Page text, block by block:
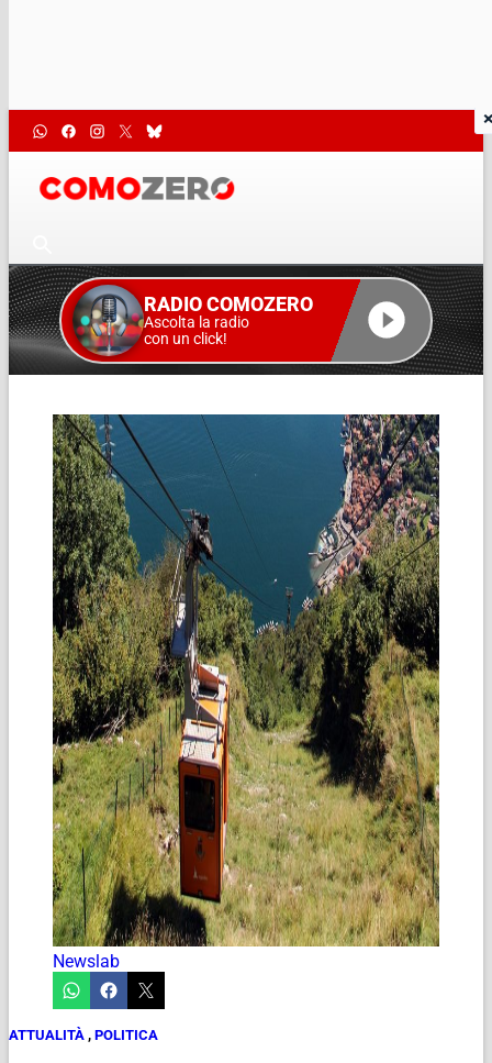
RADIO COMOZERO
Ascolta la radio
con un click!
Newslab
ATTUALITÀ , POLITICA